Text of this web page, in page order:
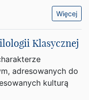
Więcej
Klasycznej
adresowanych do
kulturą